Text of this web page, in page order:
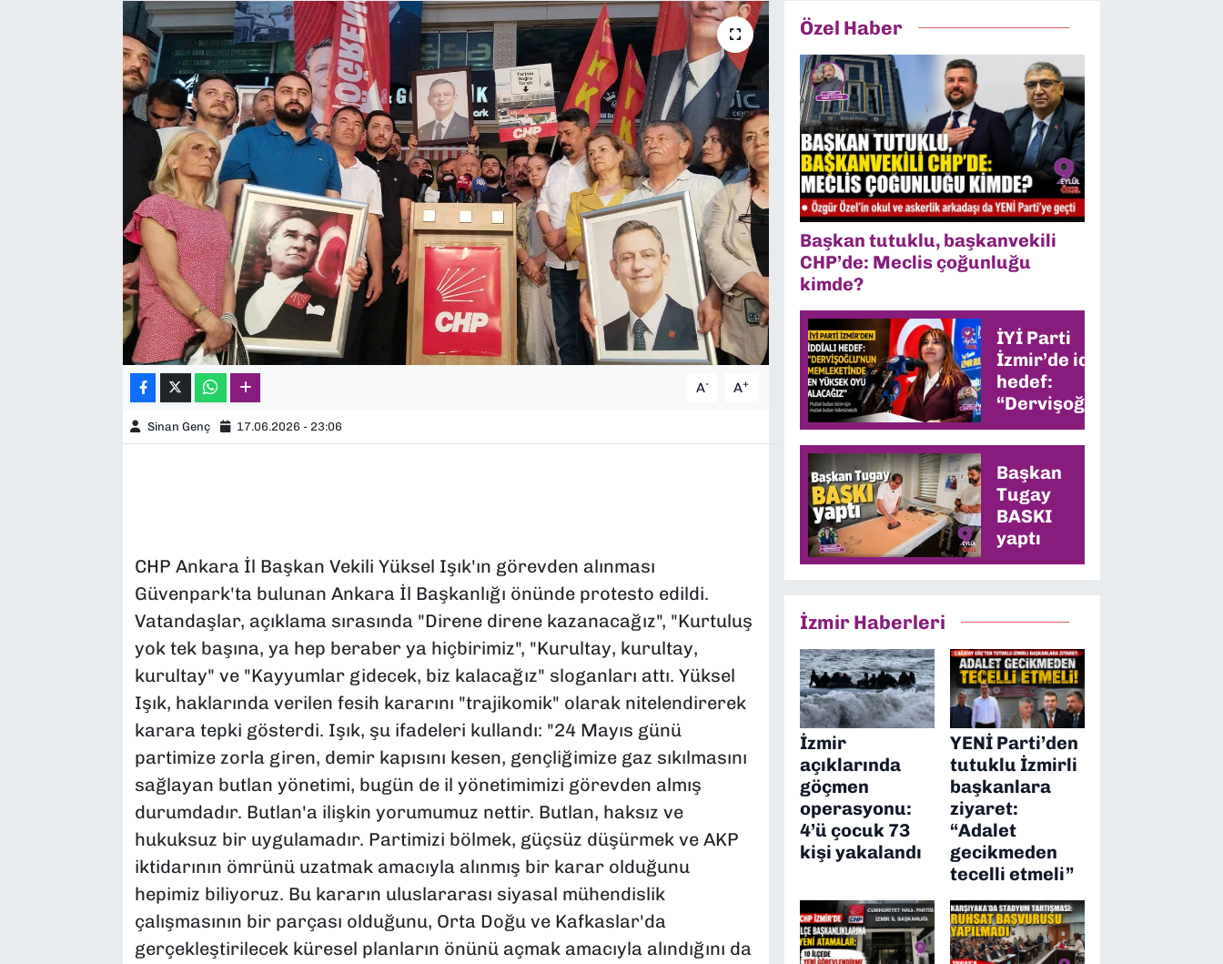
A- A+
Sinan Genç 17.06.2026 - 23:06
CHP Ankara İl Başkan Vekili Yüksel Işık'ın görevden alınması
Güvenpark'ta bulunan Ankara İl Başkanlığı önünde protesto edildi.
Vatandaşlar, açıklama sırasında "Direne direne kazanacağız", "Kurtuluş
yok tek başına, ya hep beraber ya hiçbirimiz", "Kurultay, kurultay,
kurultay" ve "Kayyumlar gidecek, biz kalacağız" sloganları attı. Yüksel
Işık, haklarında verilen fesih kararını "trajikomik" olarak nitelendirerek
karara tepki gösterdi. Işık, şu ifadeleri kullandı: "24 Mayıs günü
partimize zorla giren, demir kapısını kesen, gençliğimize gaz sıkılmasını
sağlayan butlan yönetimi, bugün de il yönetimimizi görevden almış
durumdadır. Butlan'a ilişkin yorumumuz nettir. Butlan, haksız ve
hukuksuz bir uygulamadır. Partimizi bölmek, güçsüz düşürmek ve AKP
iktidarının ömrünü uzatmak amacıyla alınmış bir karar olduğunu
hepimiz biliyoruz. Bu kararın uluslararası siyasal mühendislik
çalışmasının bir parçası olduğunu, Orta Doğu ve Kafkaslar'da
gerçekleştirilecek küresel planların önünü açmak amacıyla alındığını da
Özel Haber
Başkan tutuklu, başkanvekili
CHP’de: Meclis çoğunluğu
kimde?
İYİ Parti
İzmir’de iddialı
hedef:
“Dervişoğlu’nun
memleketinde
en yüksek oyu
alacağız”
Başkan
Tugay
BASKI
yaptı
İzmir Haberleri
İzmir
açıklarında
göçmen
operasyonu:
4’ü çocuk 73
kişi yakalandı
YENİ Parti’den
tutuklu İzmirli
başkanlara
ziyaret:
“Adalet
gecikmeden
tecelli etmeli”
TEKNOLOJİ
YEREL YÖNETİMLER